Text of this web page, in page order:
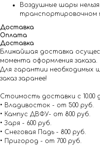
Воздушные шары
транспортировочном
Доставка
Оплата
Доставка
Ближайшая доставка
момента оформления заказа.
Для гарантии необходимых
заказ заранее!
Стоимость доставки с 10.00
• Владивосток - от 500 руб.
• Кампус ДВФУ- от 800 руб.
• Заря - 600 руб.
• Снеговая Падь - 800 руб.
• Пригород - от 700 руб.